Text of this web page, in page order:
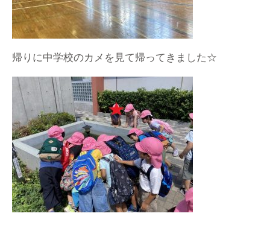
帰りに中学校のカメを見て帰ってきました☆